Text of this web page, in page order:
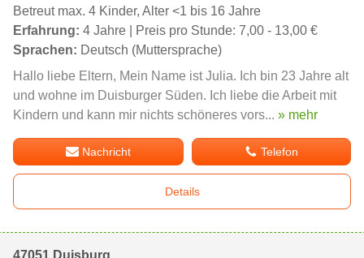
Betreut max. 4 Kinder, Alter <1 bis 16 Jahre
Erfahrung: 4 Jahre | Preis pro Stunde: 7,00 - 13,00 €
Sprachen: Deutsch (Muttersprache)
Hallo liebe Eltern, Mein Name ist Julia. Ich bin 23 Jahre alt
und wohne im Duisburger Süden. Ich liebe die Arbeit mit
Kindern und kann mir nichts schöneres vors... » mehr
Nachricht Telefon
Details